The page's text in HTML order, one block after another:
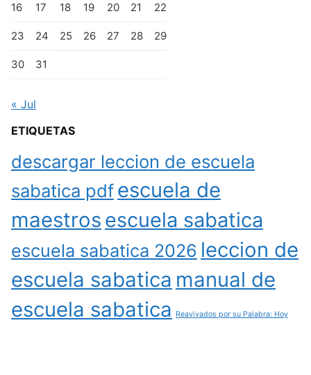
16 17 18 19 20 21 22
23 24 25 26 27 28 29
30 31
« Jul
ETIQUETAS
descargar leccion de escuela
sabatica pdfescuela de
maestros escuela sabatica
escuela sabatica 2026 leccion de
escuela sabatica manual de
escuela sabatica
Reavivados por su Palabra: Hoy